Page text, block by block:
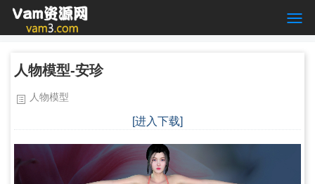
人物模型-安珍
人物模型
[进入下载]